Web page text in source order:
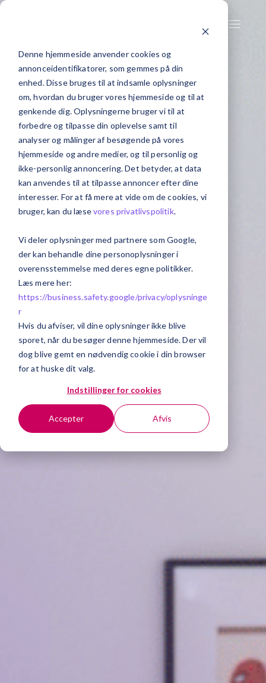
Denne hjemmeside anvender cookies og
annonceidentifikatorer, som gemmes på din
enhed. Disse bruges til at indsamle oplysninger
om, hvordan du bruger vores hjemmeside og til at
genkende dig. Oplysningerne bruger vi til at
forbedre og tilpasse din oplevelse samt til
analyser og målinger af besøgende på vores
hjemmeside og andre medier, og til personlig og
ikke-personlig annoncering. Det betyder, at data
kan anvendes til at tilpasse annoncer efter dine
interesser. For at få mere at vide om de cookies, vi
bruger, kan du læsevores privatlivspolitik.
Vi deler oplysninger med partnere som Google,
der kan behandle dine personoplysninger i
overensstemmelse med deres egne politikker.
Læs mere her:
https://business.safety.google/privacy/oplysninge
r
Hvis du afviser, vil dine oplysninger ikke blive
sporet, når du besøger denne hjemmeside. Der vil
dog blive gemt en nødvendig cookie i din browser
for at huske dit valg.
Indstillinger for cookies
Accepter Afvis